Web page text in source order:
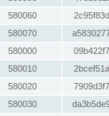
580060
580070
580000
580010
580020
580030